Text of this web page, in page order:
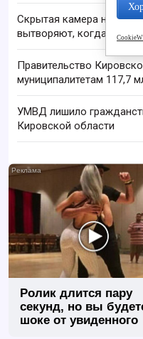
Скрытая камера на
вытворяют, когда их не
Правительство
муниципалитетам 117,7
УМВД лишило
Кировской области
Ролик длится пару
секунд, но вы
шоке от увиденного